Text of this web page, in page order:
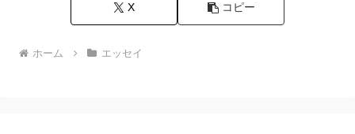
X コピー
ホーム エッセイ